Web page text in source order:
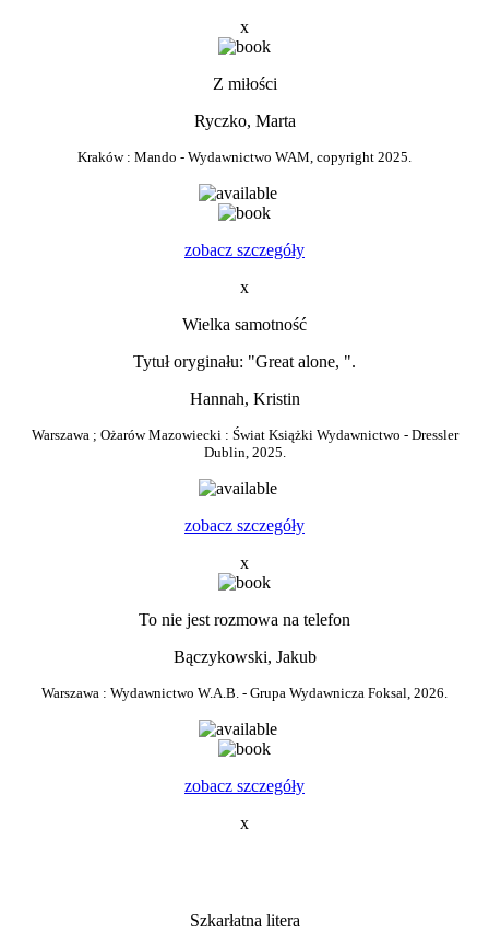
x
x
Hannah, Kristin
Warszawa ; Ożarów Mazowiecki : Świat Książki Wydawnictwo - Dressler
zobacz szczegóły
To nie jest rozmowa na telefon
Bączykowski, Jakub